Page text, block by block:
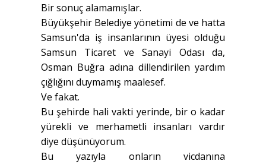
Bir sonuç alamamışlar.
Büyükşehir Belediye yönetimi de ve hatta
Samsun'da iş insanlarının üyesi olduğu
Samsun Ticaret ve Sanayi Odası da,
Osman Buğra adına dillendirilen yardım
çığlığını duymamış maalesef.
Ve fakat.
Bu şehirde hali vakti yerinde, bir o kadar
yürekli ve merhametli insanları vardır
diye düşünüyorum.
Bu yazıyla onların vicdanına